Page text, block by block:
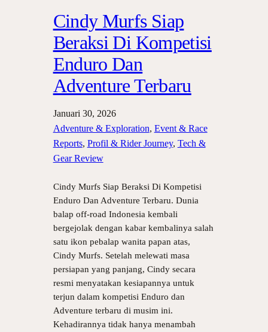
Cindy Murfs Siap
Beraksi Di Kompetisi
Enduro Dan
Adventure Terbaru
Januari 30, 2026
Adventure & Exploration, Event & Race
Reports, Profil & Rider Journey, Tech &
Gear Review
Cindy Murfs Siap Beraksi Di Kompetisi
Enduro Dan Adventure Terbaru. Dunia
balap off-road Indonesia kembali
bergejolak dengan kabar kembalinya salah
satu ikon pebalap wanita papan atas,
Cindy Murfs. Setelah melewati masa
persiapan yang panjang, Cindy secara
resmi menyatakan kesiapannya untuk
terjun dalam kompetisi Enduro dan
Adventure terbaru di musim ini.
Kehadirannya tidak hanya menambah